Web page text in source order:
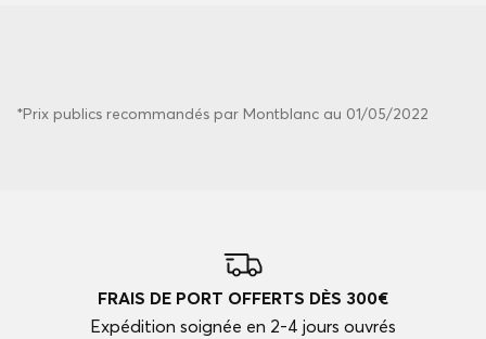
*Prix publics recommandés par Montblanc au 01/05/2022
FRAIS DE PORT OFFERTS DÈS 300€
Expédition soignée en 2-4 jours ouvrés